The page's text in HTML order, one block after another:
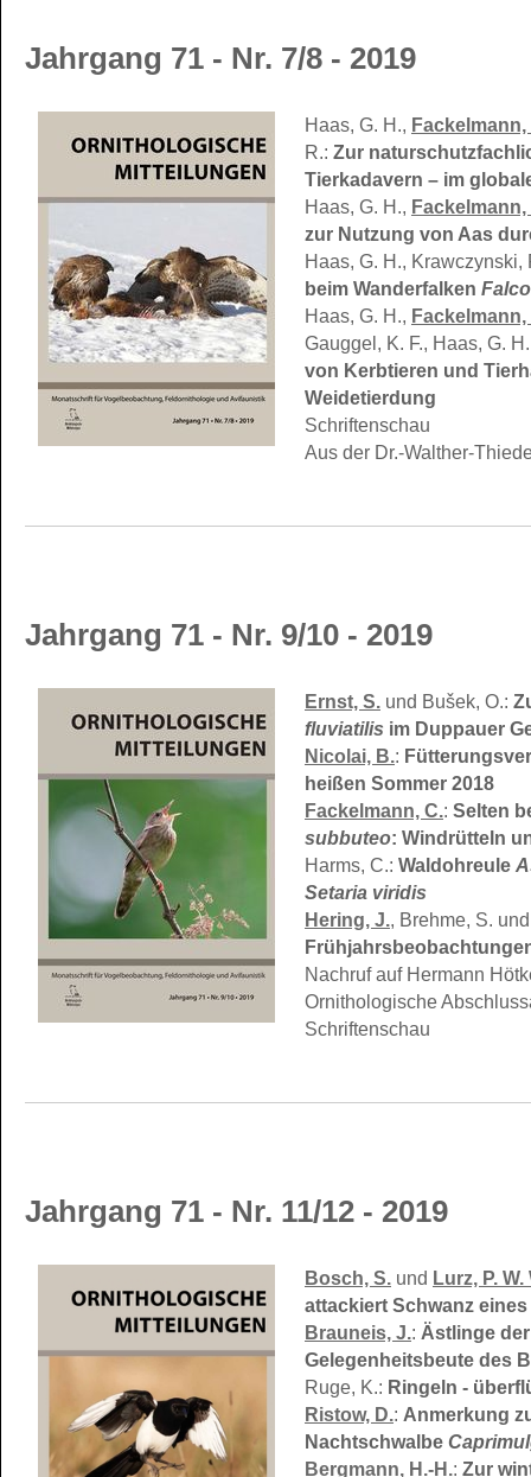
Jahrgang 71 - Nr. 7/8 - 2019
Haas, G. H., Fackelmann,
R.: Zur
Tierkadavern – im
Haas, G. H., Fackelmann,
zur Nutzung von Aas
Haas, G. H.,
beim Wanderfalken
Haas, G. H., Fackelmann,
Gauggel, K. F., Haas, G.
von Kerbtieren und
Weidetierdung
Schriftenschau
Aus der Dr.-Walther-
Jahrgang 71 - Nr. 9/10 - 2019
Ernst, S. und Bušek, O.:
fluviatilis im Duppauer
Nicolai, B.:
heißen Sommer 2018
Fackelmann, C.: Selten
subbuteo: Windrütteln
Harms, C.: Waldohreule
Setaria viridis
Hering, J., Brehme, S.
Nachruf auf Hermann
Ornithologische
Schriftenschau
Jahrgang 71 - Nr. 11/12 - 2019
Bosch, S. und Lurz, P. W.
attackiert Schwanz
Brauneis, J.: Ästlinge
Gelegenheitsbeute des
Ruge, K.: Ringeln -
Ristow, D.: Anmerkung
Nachtschwalbe
Bergmann, H.-H.: Zur